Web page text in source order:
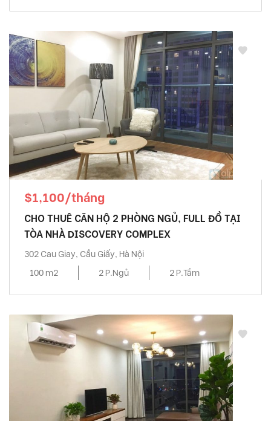
$1,100/tháng
CHO THUÊ CĂN HỘ 2 PHÒNG NGỦ, FULL ĐỒ TẠI
TÒA NHÀ DISCOVERY COMPLEX
302 Cau Giay, Cầu Giấy, Hà Nội
100 m2
2 P.Ngủ 2 P.Tắm